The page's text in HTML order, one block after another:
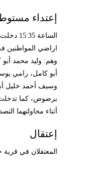
إعتداء
وهم: وليد محمد
أبو كامل، رامي
وسيف أحمد خليل
أثناء محاولتهما
إعتقال
المعتقلان في قرية